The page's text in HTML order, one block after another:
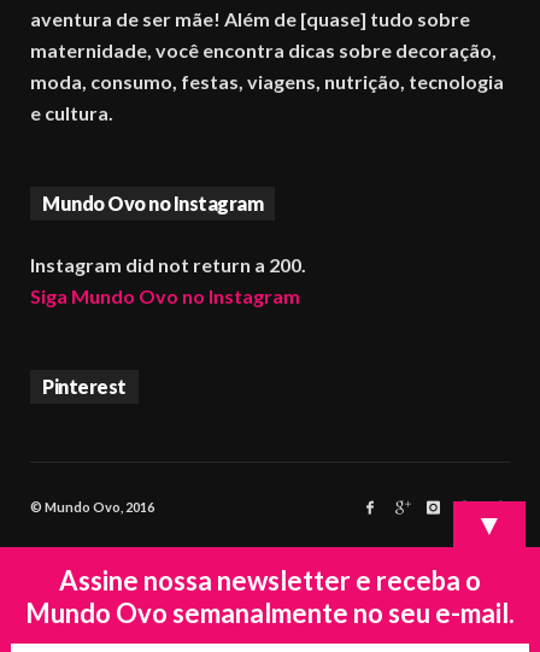
aventura de ser mãe! Além de [quase] tudo sobre
maternidade, você encontra dicas sobre decoração,
moda, consumo, festas, viagens, nutrição, tecnologia
e cultura.
Mundo Ovo no Instagram
Instagram did not return a 200.
Siga Mundo Ovo no Instagram
Pinterest
© Mundo Ovo, 2016 ▼
Assine nossa newsletter e receba o
Mundo Ovo semanalmente no seu e-mail.